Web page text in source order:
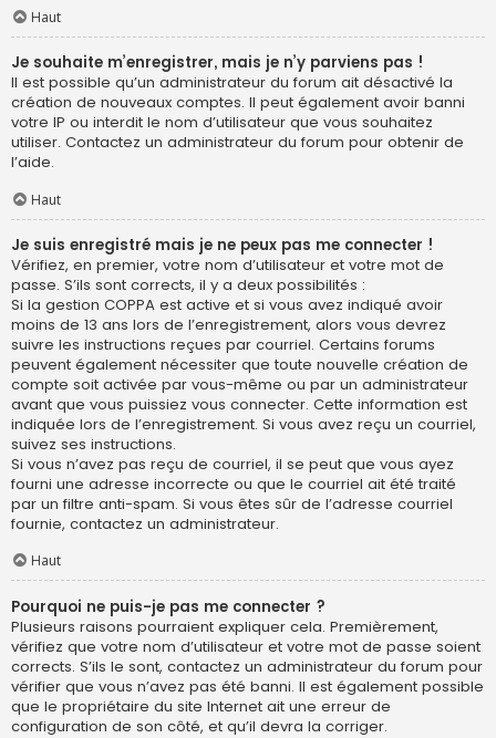
Haut
Je souhaite m’enregistrer, mais je n’y parviens pas !
Il est possible qu’un administrateur du forum ait désactivé la
création de nouveaux comptes. Il peut également avoir banni
votre IP ou interdit le nom d’utilisateur que vous souhaitez
utiliser. Contactez un administrateur du forum pour obtenir de
l’aide.
Haut
Je suis enregistré mais je ne peux pas me connecter !
Vérifiez, en premier, votre nom d’utilisateur et votre mot de
passe. S’ils sont corrects, il y a deux possibilités :
Si la gestion COPPA est active et si vous avez indiqué avoir
moins de 13 ans lors de l’enregistrement, alors vous devrez
suivre les instructions reçues par courriel. Certains forums
peuvent également nécessiter que toute nouvelle création de
compte soit activée par vous-même ou par un administrateur
avant que vous puissiez vous connecter. Cette information est
indiquée lors de l’enregistrement. Si vous avez reçu un courriel,
suivez ses instructions.
Si vous n’avez pas reçu de courriel, il se peut que vous ayez
fourni une adresse incorrecte ou que le courriel ait été traité
par un filtre anti-spam. Si vous êtes sûr de l’adresse courriel
fournie, contactez un administrateur.
Haut
Pourquoi ne puis-je pas me connecter ?
Plusieurs raisons pourraient expliquer cela. Premièrement,
vérifiez que votre nom d’utilisateur et votre mot de passe soient
corrects. S’ils le sont, contactez un administrateur du forum pour
vérifier que vous n’avez pas été banni. Il est également possible
que le propriétaire du site Internet ait une erreur de
configuration de son côté, et qu’il devra la corriger.